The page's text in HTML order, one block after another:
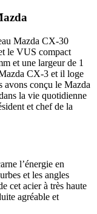
Mazda CX-30
le VUS compact
et une largeur de 1
CX-3 et il loge
avons conçu le Mazda
la vie quotidienne
et chef de la
l’énergie en
et les angles
cet acier à très haute
agréable et